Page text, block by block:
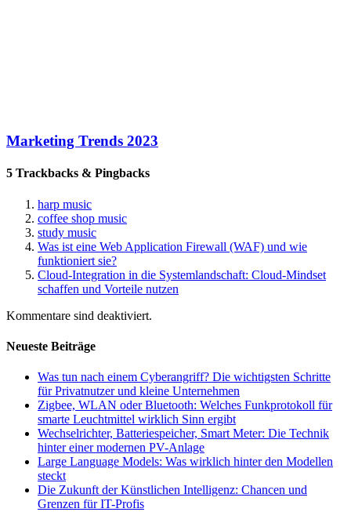
Marketing Trends 2023
5 Trackbacks & Pingbacks
harp music
coffee shop music
study music
Was ist eine Web Application Firewall (WAF) und wie
funktioniert sie?
Cloud-Integration in die Systemlandschaft: Cloud-Mindset
schaffen und Vorteile nutzen
Kommentare sind deaktiviert.
Neueste Beiträge
Was tun nach einem Cyberangriff? Die wichtigsten Schritte
für Privatnutzer und kleine Unternehmen
Zigbee, WLAN oder Bluetooth: Welches Funkprotokoll für
smarte Leuchtmittel wirklich Sinn ergibt
Wechselrichter, Batteriespeicher, Smart Meter: Die Technik
hinter einer modernen PV-Anlage
Large Language Models: Was wirklich hinter den Modellen
steckt
Die Zukunft der Künstlichen Intelligenz: Chancen und
Grenzen für IT-Profis